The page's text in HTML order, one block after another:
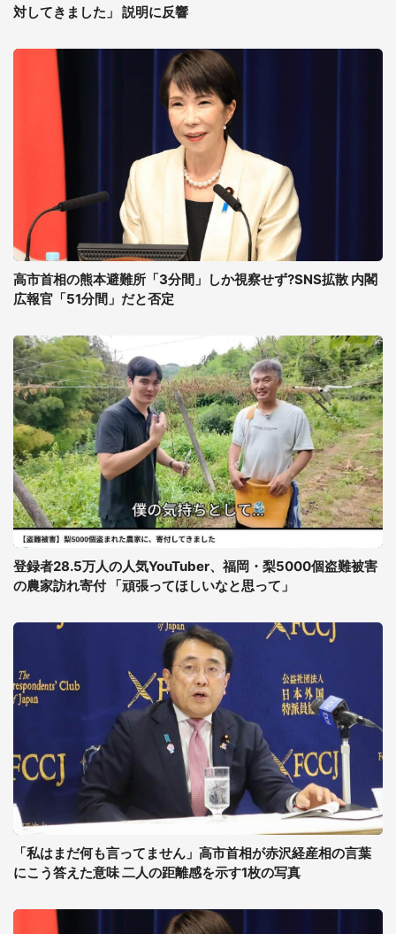
対してきました」 説明に反響
高市首相の熊本避難所「3分間」しか視察せず?SNS拡散 内閣
広報官「51分間」だと否定
登録者28.5万人の人気YouTuber、福岡・梨5000個盗難被害
の農家訪れ寄付 「頑張ってほしいなと思って」
「私はまだ何も言ってません」高市首相が赤沢経産相の言葉
にこう答えた意味 二人の距離感を示す1枚の写真